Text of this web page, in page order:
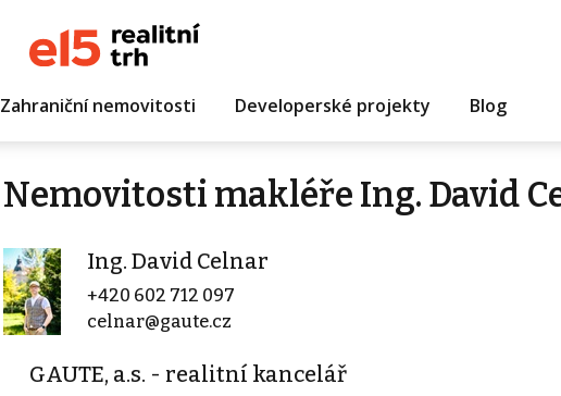
Zahraniční nemovitosti Developerské projekty Blog
Nemovitosti makléře Ing. David
Ing. David Celnar
+420 602 712 097
celnar@gaute.cz
GAUTE, a.s. - realitní kancelář